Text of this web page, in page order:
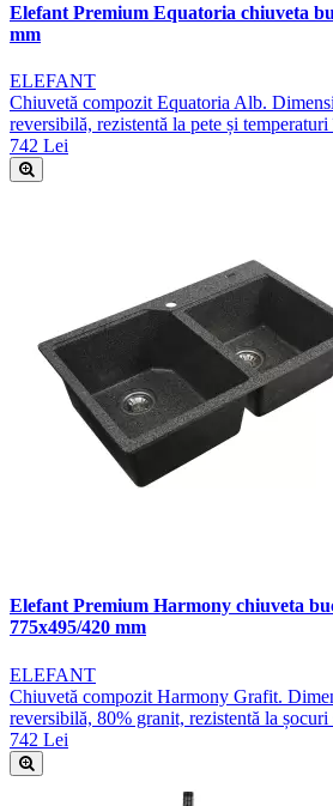
Elefant Premium Equatoria chiuveta
mm
ELEFANT
Chiuvetă compozit Equatoria Alb.
reversibilă, rezistentă la pete și
742 Lei
Elefant Premium Harmony chiuveta
775x495/420 mm
ELEFANT
Chiuvetă compozit Harmony Grafit.
reversibilă, 80% granit, rezistentă la
742 Lei